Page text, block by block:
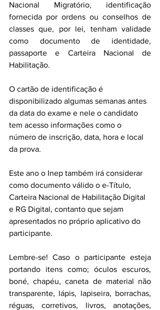
Nacional Migratório, identificação
fornecida por ordens ou conselhos de
classes que, por lei, tenham validade
como documento de identidade,
passaporte e Carteira Nacional de
Habilitação.
O cartão de identificação é
disponibilizado algumas semanas antes
da data do exame e nele o candidato
tem acesso informações como o
número de inscrição, data, hora e local
da prova.
Este ano o Inep também irá considerar
como documento válido o e-Título,
Carteira Nacional de Habilitação Digital
e RG Digital, contanto que sejam
apresentados no próprio aplicativo do
participante.
Lembre-se! Caso o participante esteja
portando itens como; óculos escuros,
boné, chapéu, caneta de material não
transparente, lápis, lapiseira, borrachas,
réguas, corretivos, livros, anotações,